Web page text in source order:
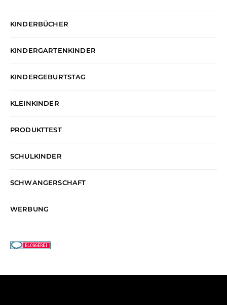
KINDERBÜCHER
KINDERGARTENKINDER
KINDERGEBURTSTAG
KLEINKINDER
PRODUKTTEST
SCHULKINDER
SCHWANGERSCHAFT
WERBUNG